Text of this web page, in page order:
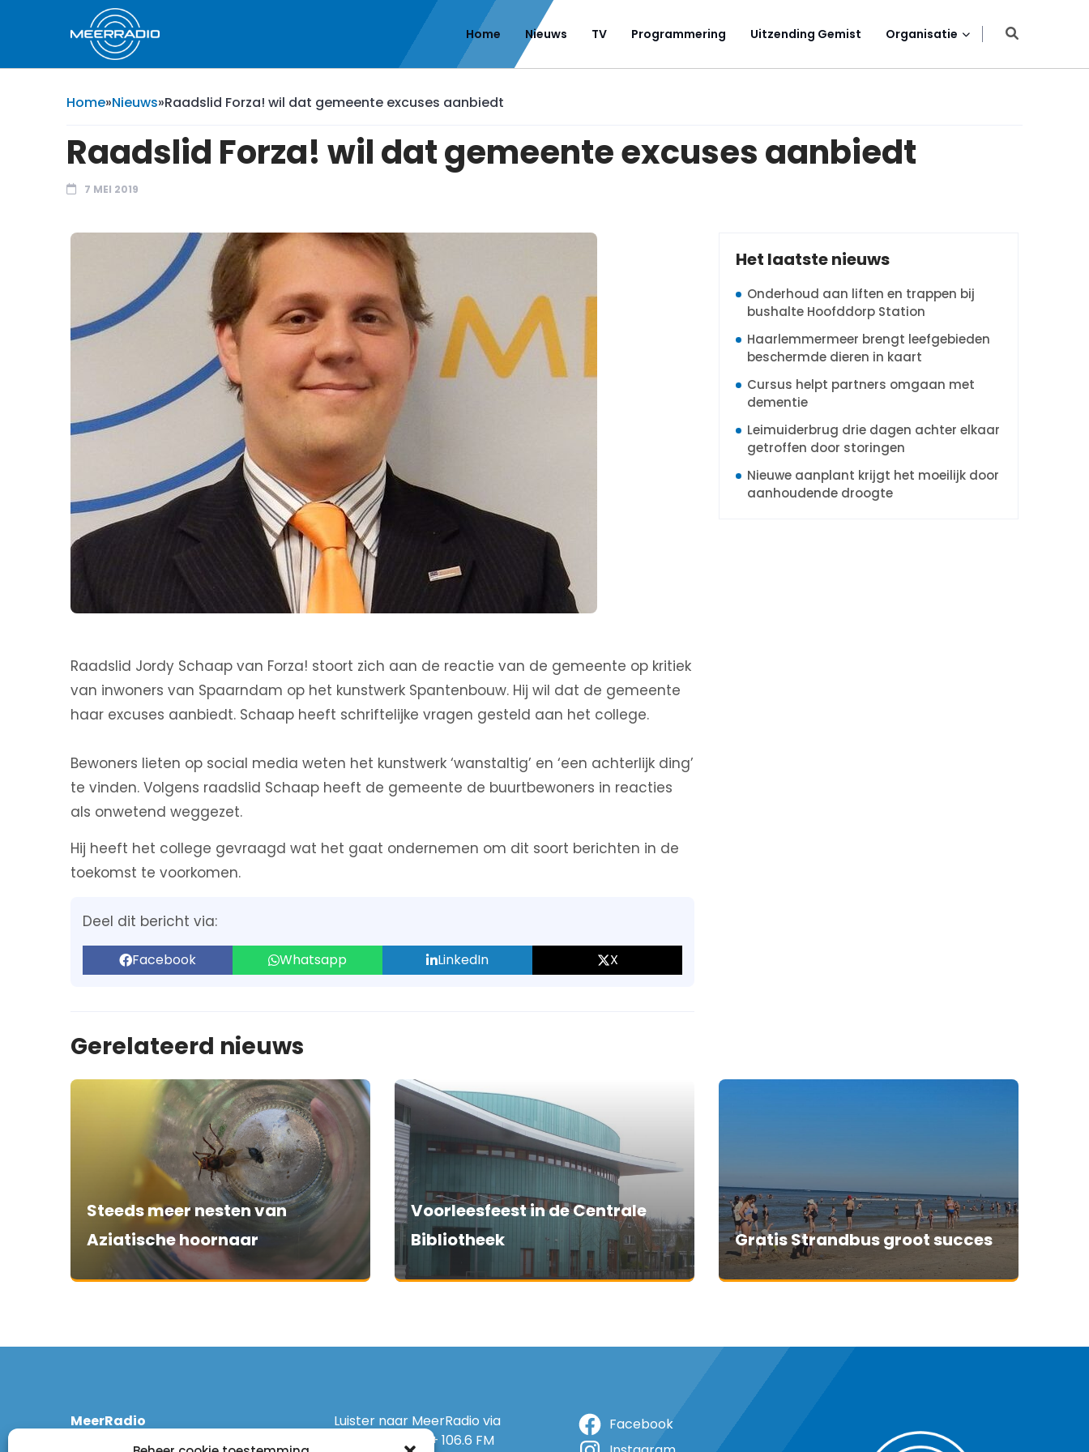
Home Nieuws TV Programmering Uitzending Gemist Organisatie
Home»Nieuws»Raadslid Forza! wil dat gemeente excuses aanbiedt
Raadslid Forza! wil dat gemeente excuses aanbiedt
7 MEI 2019
Raadslid Jordy Schaap van Forza! stoort zich aan de reactie van de gemeente op kritiek
van inwoners van Spaarndam op het kunstwerk Spantenbouw. Hij wil dat de gemeente
haar excuses aanbiedt. Schaap heeft schriftelijke vragen gesteld aan het college.
Bewoners lieten op social media weten het kunstwerk ‘wanstaltig’ en ‘een achterlijk ding’
te vinden. Volgens raadslid Schaap heeft de gemeente de buurtbewoners in reacties
als onwetend weggezet.
Hij heeft het college gevraagd wat het gaat ondernemen om dit soort berichten in de
toekomst te voorkomen.
Deel dit bericht via:
Facebook Whatsapp LinkedIn X
Het laatste nieuws
Onderhoud aan liften en trappen bij
bushalte Hoofddorp Station
Haarlemmermeer brengt leefgebieden
beschermde dieren in kaart
Cursus helpt partners omgaan met
dementie
Leimuiderbrug drie dagen achter elkaar
getroffen door storingen
Nieuwe aanplant krijgt het moeilijk door
aanhoudende droogte
Gerelateerd nieuws
Steeds meer nesten van
Aziatische hoornaar
Voorleesfeest in de Centrale
Bibliotheek
Gratis Strandbus groot succes
MeerRadio
Luister naar MeerRadio via
Ether: 105.5 FM + 106.6 FM
Facebook